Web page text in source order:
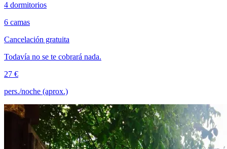
4 dormitorios
6 camas
Cancelación gratuita
Todavía no se te cobrará nada.
27 €
pers./noche (aprox.)